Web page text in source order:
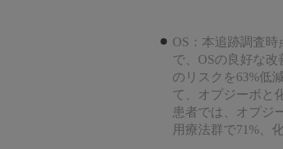
OS：本追跡調査
で、OSの良好な
のリスクを63%低
て、オプジーボと
患者では、オプジ
用療法群で71%、